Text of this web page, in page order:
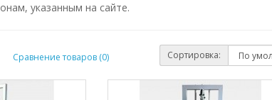
указанным на сайте.
Сравнение товаров (0) Сортировка: